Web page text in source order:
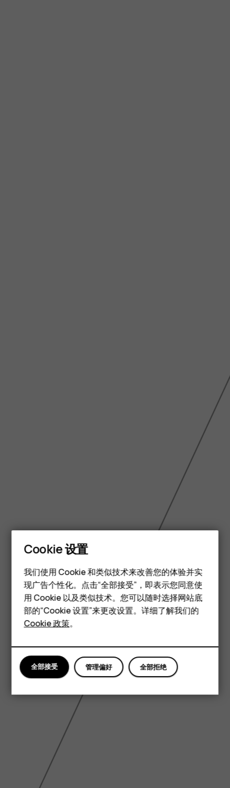
智能手机
经典手机
配件
平板电脑
Cookie 设置
我们使用 Cookie 和类似技术来改善您的体验并实
现广告个性化。点击“全部接受”，即表示您同意使
用 Cookie 以及类似技术。您可以随时选择网站底
部的“Cookie 设置”来更改设置。详细了解我们的
Cookie 政策。
全部拒绝
管理偏好
全部接受